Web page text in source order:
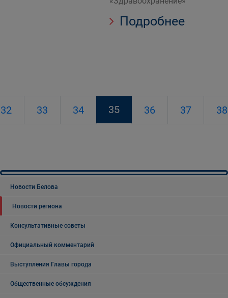
Подробнее
32 33 34 35 36 37 38
Новости Белова
Новости региона
Консультативные советы
Официальный комментарий
Выступления Главы города
Общественные обсуждения